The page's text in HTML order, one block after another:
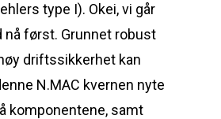
type I). Okei, vi går
nå først. Grunnet robust
driftssikkerhet kan
N.MAC kvernen nyte
komponentene, samt